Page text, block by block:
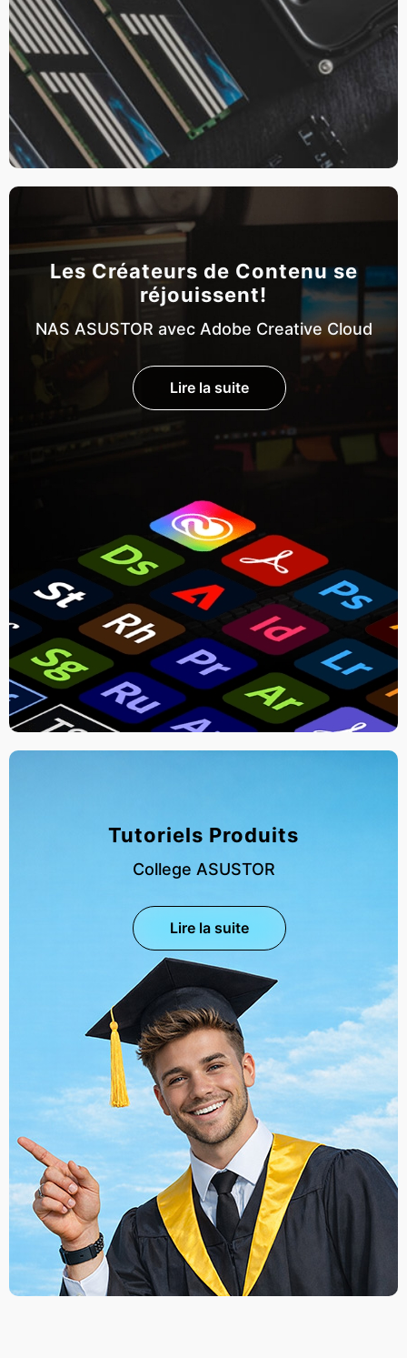
Les Créateurs de Contenu se
réjouissent!
NAS ASUSTOR avec Adobe Creative Cloud
Lire la suite
Tutoriels Produits
College ASUSTOR
Lire la suite